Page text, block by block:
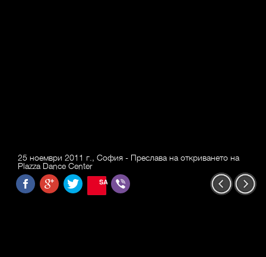
25 ноември 2011 г., София - Преслава на откриването на
Plazza Dance Center
SAVE